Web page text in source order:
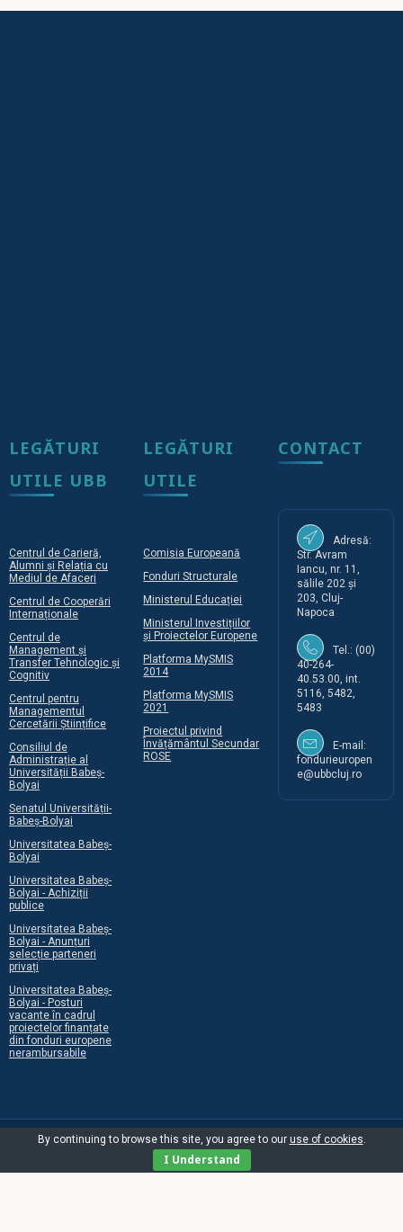
LEGĂTURI
UTILE UBB
Centrul de Carieră,
Alumni și Relația cu
Mediul de Afaceri
Centrul de Cooperări
Internaționale
Centrul de
Management și
Transfer Tehnologic și
Cognitiv
Centrul pentru
Managementul
Cercetării Științifice
Consiliul de
Administrație al
Universității Babeș-
Bolyai
Senatul Universității-
Babeș-Bolyai
Universitatea Babeș-
Bolyai
Universitatea Babeș-
Bolyai - Achiziții
publice
Universitatea Babeș-
Bolyai - Anunțuri
selecție parteneri
privați
Universitatea Babeș-
Bolyai - Posturi
vacante în cadrul
proiectelor finanțate
din fonduri europene
nerambursabile
LEGĂTURI
UTILE
Comisia Europeană
Fonduri Structurale
Ministerul Educației
Ministerul Investițiilor
și Proiectelor Europene
Platforma MySMIS
2014
Platforma MySMIS
2021
Proiectul privind
Învățământul Secundar
ROSE
CONTACT
Adresă:
Str. Avram
Iancu, nr. 11,
sălile 202 și
203, Cluj-
Napoca
Tel.: (00)
40-264-
40.53.00, int.
5116, 5482,
5483
E-mail:
fondurieuropen
e@ubbcluj.ro
By continuing to browse this site, you agree to our use of cookies.
I Understand